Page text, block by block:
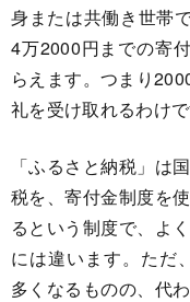
身または共働き世帯
4万2000円までの寄
らえます。つまり
礼を受け取れるわけで
「ふるさと納税」は
税を、寄付金制度を
るという制度で、よ
には違います。ただ
多くなるものの、代